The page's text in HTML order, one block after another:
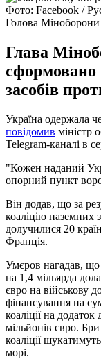
Фото: Facebook /
Голова Міноборони
Глава
сформовано
засобів
Україна одержала
повідомив міністр
Telegram-каналі в
"Кожен наданий
опорний пункт
Він додав, що за
коаліцію наземних
долучилися 20
Франція.
Умєров нагадав,
на 1,4 мільярда
євро на військову
фінансування на
коаліції на
мільйонів євро.
коаліції
морі.